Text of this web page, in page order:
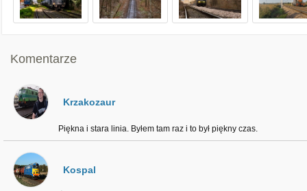
Komentarze
Krzakozaur
Piękna i stara linia. Byłem tam raz i to był piękny czas.
Kospal